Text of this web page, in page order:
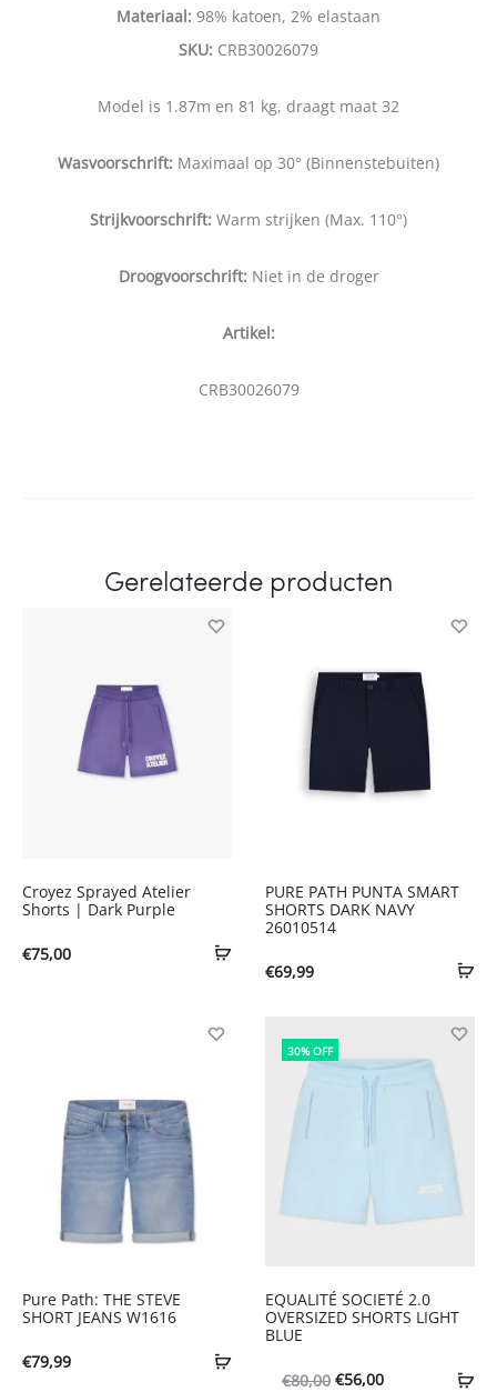
Materiaal: 98% katoen, 2% elastaan
SKU: CRB30026079
Model is 1.87m en 81 kg, draagt maat 32
Wasvoorschrift: Maximaal op 30° (Binnenstebuiten)
Strijkvoorschrift: Warm strijken (Max. 110°)
Droogvoorschrift: Niet in de droger
Artikel:
CRB30026079
Gerelateerde producten
Croyez Sprayed Atelier
Shorts | Dark Purple
€75,00
PURE PATH PUNTA SMART
SHORTS DARK NAVY
26010514
€69,99
Pure Path: THE STEVE
SHORT JEANS W1616
€79,99
30% OFF
EQUALITÉ SOCIETÉ 2.0
OVERSIZED SHORTS LIGHT
BLUE
€80,00 Oorspronkelijke
€56,00Huidige